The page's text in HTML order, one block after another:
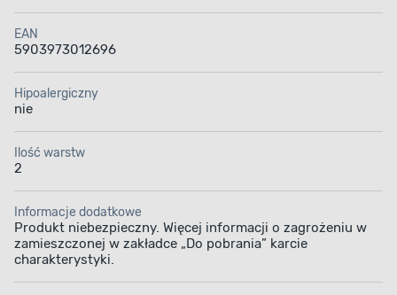
EAN
5903973012696
Hipoalergiczny
nie
Ilość warstw
2
Informacje dodatkowe
Produkt niebezpieczny. Więcej informacji o zagrożeniu w
zamieszczonej w zakładce „Do pobrania” karcie
charakterystyki.